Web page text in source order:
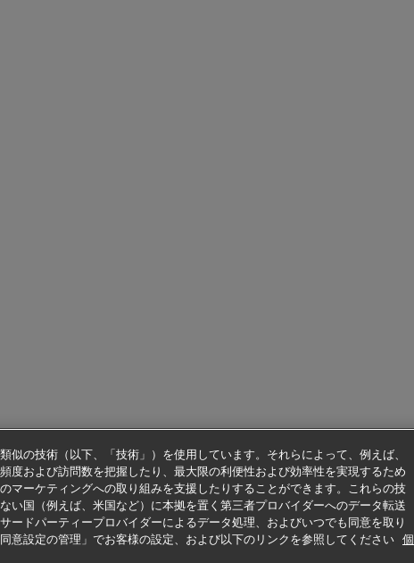
似の技術（以下、「技術」）を使用しています。それらによって、例えば、
度および訪問数を把握したり、最大限の利便性および効率性を実現するため
マーケティングへの取り組みを支援したりすることができます。これらの技
い国（例えば、米国など）に本拠を置く第三者プロバイダーへのデータ転送
ードパーティープロバイダーによるデータ処理、およびいつでも同意を取り
意設定の管理」でお客様の設定、および以下のリンクを参照してください 個